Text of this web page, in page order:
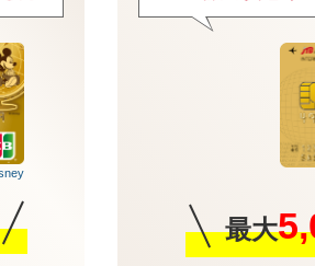
最大